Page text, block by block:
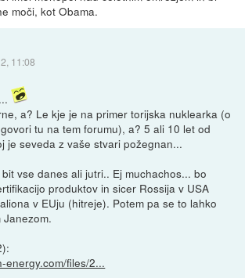
moči, kot Obama.
11:08
a? Le kje je na primer torijska nuklearka (o
tu na tem forumu), a? 5 ali 10 let od
je seveda z vaše stvari požegnan...
vse danes ali jutri.. Ej muchachos... bo
produktov in sicer Rossija v USA
v EUju (hitreje). Potem pa se to lahko
energy.com/files/2...